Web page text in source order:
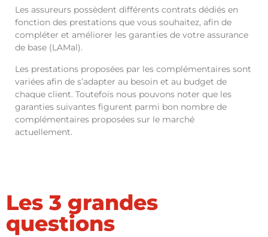
Les assureurs possèdent différents contrats dédiés en
fonction des prestations que vous souhaitez, afin de
compléter et améliorer les garanties de votre assurance
de base (LAMal).
Les prestations proposées par les complémentaires sont
variées afin de s’adapter au besoin et au budget de
chaque client. Toutefois nous pouvons noter que les
garanties suivantes figurent parmi bon nombre de
complémentaires proposées sur le marché
actuellement.
Les 3 grandes
questions